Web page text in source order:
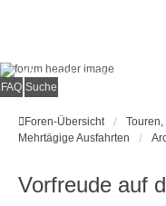
Alles rund um die Yamaha
FAQ Suche
Foren-Übersicht
Touren,
Mehrtägige Ausfahrten
Vorfreude auf